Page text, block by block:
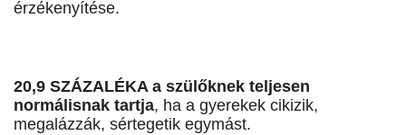
érzékenyítése.
20,9 SZÁZALÉKA a szülőknek teljesen
normálisnak tartja, ha a gyerekek cikizik,
megalázzák, sértegetik egymást.